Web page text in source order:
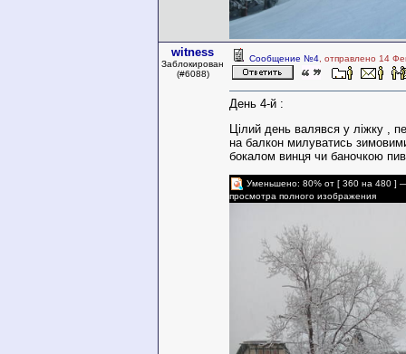
witness
Заблокирован
(#6088)
Сообщение №4 , отправлено 14
День 4-й :
Цілий день валявся у ліжку ,
на балкон милуватись
бокалом винця чи баночкою
Уменьшено: 80% от [ 360 на 480 ]
просмотра полного изображения